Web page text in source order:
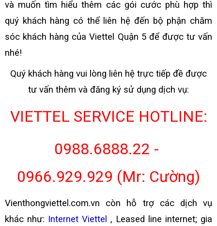
và muốn tìm hiểu thêm các gói cước phù hợp thì
quý khách hàng có thể liên hệ đến bộ phận chăm
sóc khách hàng của Viettel Quận 5 để được tư vấn
nhé!
Quý khách hàng vui lòng liên hệ trực tiếp đề được
tư vấn thêm và đăng ký sử dụng dịch vụ:
VIETTEL SERVICE HOTLINE:
0988.6888.22 -
0966.929.929 (Mr: Cường)
Vienthongviettel.com.vn còn hỗ trợ các dịch vụ
khác như: Internet Viettel , Leased line internet; gia